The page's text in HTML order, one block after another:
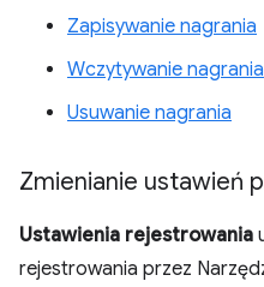
Zapisywanie nagrania
Wczytywanie nagrania
Usuwanie nagrania
Zmienianie ustawień
Ustawienia rejestrowania
rejestrowania przez